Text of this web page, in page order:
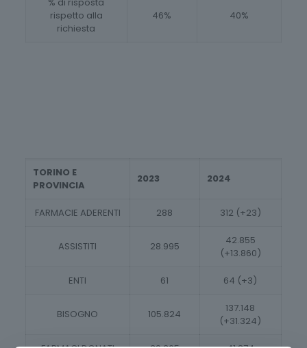
rispetto alla
richiesta
46% 40%
TORINO E
PROVINCIA
2023 2024
FARMACIE ADERENTI 288 312 (+23)
ASSISTITI 28.995
42.855
(+13.860)
ENTI 61 64 (+3)
BISOGNO 105.824
137.148
(+31.324)